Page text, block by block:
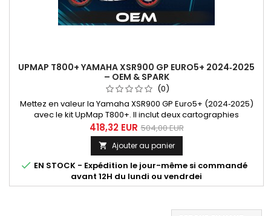
UPMAP T800+ YAMAHA XSR900 GP EURO5+ 2024‑2025
– OEM & SPARK
(0)
Mettez en valeur la Yamaha XSR900 GP Euro5+ (2024‑2025)
avec le kit UpMap T800+. Il inclut deux cartographies
optimisées : échappement d'origine (OEM) : 109,15 CV à
10 300 rpm, 8,86 kgm à 7 000 rpm, Spark (ligne complète) :
puissance comparable au kit Zard, à 112,5 CV à 10 200 rpm,
9 kgm à 7 000 rpm Amélioration couple, désactivation
lambda,...
418,32 EUR 504,00 EUR
 Ajouter au panier
 EN STOCK - Expédition le jour-même si commandé
avant 12H du lundi ou vendrdei